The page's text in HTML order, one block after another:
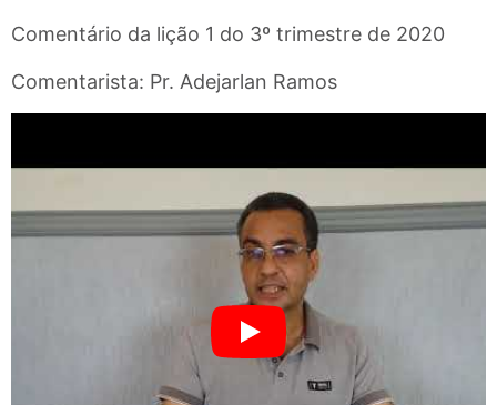
Comentário da lição 1 do 3º trimestre de 2020
Comentarista: Pr. Adejarlan Ramos